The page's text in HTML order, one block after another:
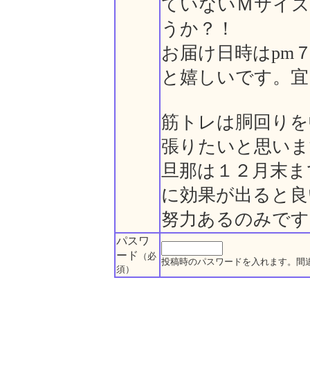
ていないＭサイ
うか？！
お届け日時はpm
と嬉しいです。
筋トレは胴回り
張りたいと思い
旦那は１２月末
に効果が出ると
努力あるのみで
パスワ
ード
（必
須）
投稿時のパスワードを入れます。間